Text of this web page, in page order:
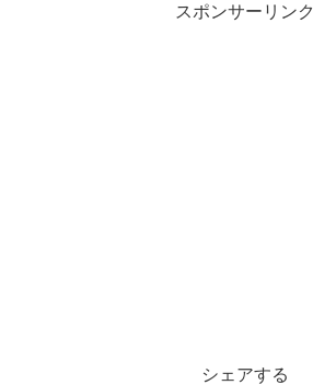
スポンサーリンク
シェアする